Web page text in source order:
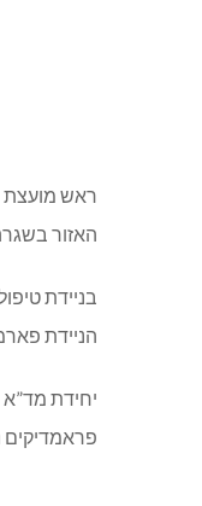
ראש מועצת
האזור
בניידת
הניידת
פראמדיקים